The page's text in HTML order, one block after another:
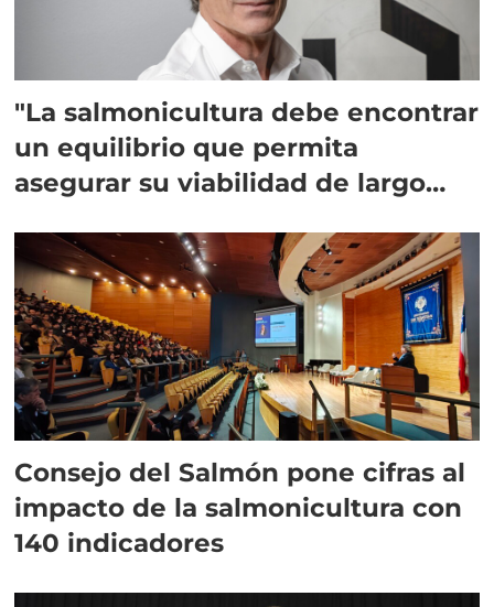
"La salmonicultura debe encontrar
un equilibrio que permita
asegurar su viabilidad de largo
Consejo del Salmón pone cifras al
impacto de la salmonicultura con
140 indicadores